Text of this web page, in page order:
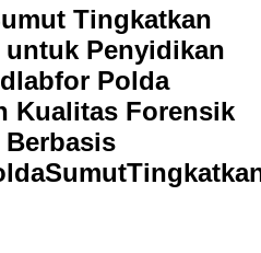
Tingkatkan
Penyidikan
Polda
Kualitas Forensik
ldaSumutTingkatka